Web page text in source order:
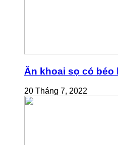
Ăn khoai sọ có
20 Tháng 7, 2022